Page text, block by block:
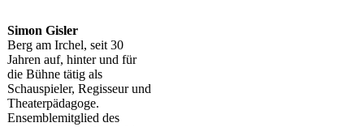
Simon Gisler
Berg am Irchel, seit 30
Jahren auf, hinter und für
die Bühne tätig als
Schauspieler, Regisseur und
Theaterpädagoge.
Ensemblemitglied des